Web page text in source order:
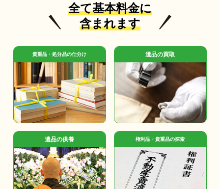
全て基本料金に
含まれます
貴重品・処分品の仕分け 遺品の買取
遺品の供養 権利品・貴重品の探索